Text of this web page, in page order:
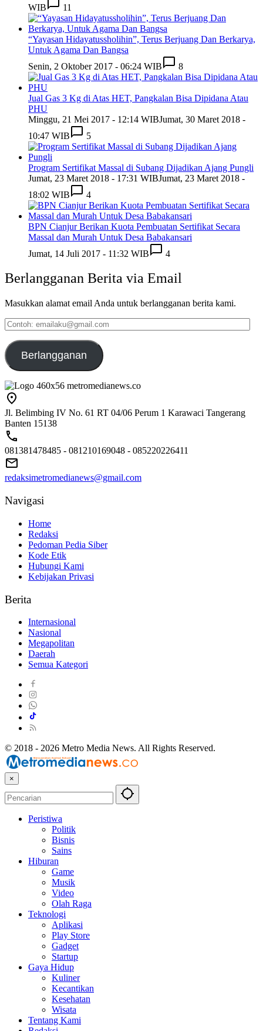
WIB
11
“Yayasan Hidayatussholihin”, Terus Berjuang Dan Berkarya,
Untuk Agama Dan Bangsa
Senin, 2 Oktober 2017 - 06:24 WIB
8
Jual Gas 3 Kg di Atas HET, Pangkalan Bisa Dipidana Atau
PHU
Minggu, 21 Mei 2017 - 12:14 WIBJumat, 30 Maret 2018 -
10:47 WIB
5
Program Sertifikat Massal di Subang Dijadikan Ajang Pungli
Jumat, 23 Maret 2018 - 17:31 WIBJumat, 23 Maret 2018 -
18:02 WIB
4
BPN Cianjur Berikan Kuota Pembuatan Sertifikat Secara
Massal dan Murah Untuk Desa Babakansari
Jumat, 14 Juli 2017 - 11:32 WIB
4
Berlangganan Berita via Email
Masukkan alamat email Anda untuk berlangganan berita kami.
Contoh:
emailaku@gmail.com
Berlangganan
Jl. Belimbing IV No. 61 RT 04/06 Perum 1 Karawaci Tangerang
Banten 15138
081381478485 - 081210169048 - 085220226411
redaksimetromedianews@gmail.com
Navigasi
Home
Redaksi
Pedoman Pedia Siber
Kode Etik
Hubungi Kami
Kebijakan Privasi
Berita
Internasional
Nasional
Megapolitan
Daerah
Semua Kategori
© 2018 - 2026 Metro Media News. All Rights Reserved.
×
Peristiwa
Politik
Bisnis
Sains
Hiburan
Game
Musik
Video
Olah Raga
Teknologi
Aplikasi
Play Store
Gadget
Startup
Gaya Hidup
Kuliner
Kecantikan
Kesehatan
Wisata
Tentang Kami